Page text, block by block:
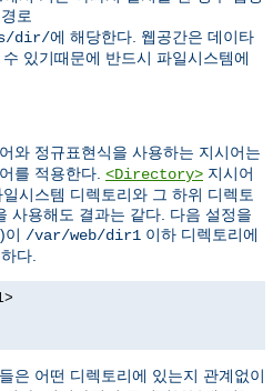
로
dir/에 해당한다. 웹공간은 데이타
있기때문에 반드시 파일시스템에
와 정규표현식을 사용하는 지시어는
를 적용한다. <Directory> 지시어
시스템 디렉토리와 그 하위 디렉토
사용해도 결과는 같다. 다음 설정을
이 /var/web/dir1 이하 디렉토리에
다.
은 어떤 디렉토리에 있는지 관계없이